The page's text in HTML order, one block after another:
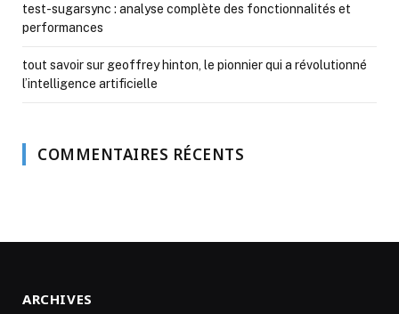
test-sugarsync : analyse complète des fonctionnalités et
performances
tout savoir sur geoffrey hinton, le pionnier qui a révolutionné
l’intelligence artificielle
COMMENTAIRES RÉCENTS
ARCHIVES